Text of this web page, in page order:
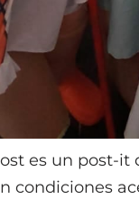
es un post-
condiciones